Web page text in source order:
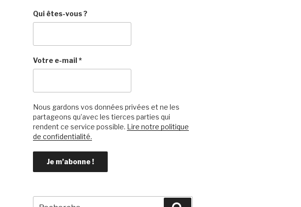
Qui êtes-vous ?
Votre e-mail*
Nous gardons vos données privées et ne les
partageons qu’avec les tierces parties qui
rendent ce service possible. Lire notre politique
de confidentialité.